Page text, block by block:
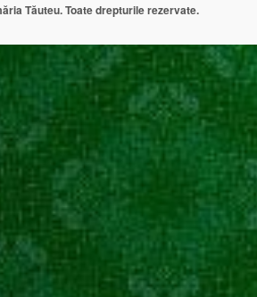
Tăuteu. Toate drepturile rezervate.